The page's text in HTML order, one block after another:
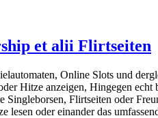
et alii Flirtseiten
Online Slots und
Hitze anzeigen, Hingegen
Flirtseiten oder
lesen oder einander das